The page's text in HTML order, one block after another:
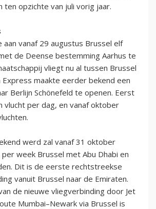
ten opzichte van juli vorig jaar.
aan vanaf 29 augustus Brussel elf
de Deense bestemming Aarhus te
vliegt nu al tussen Brussel
Express maakte eerder bekend een
Berlijn Schönefeld te openen. Eerst
vlucht per dag, en vanaf oktober
werd zal vanaf 31 oktober
week Brussel met Abu Dhabi en
Dit is de eerste rechtstreekse
vanuit Brussel naar de Emiraten.
de nieuwe vliegverbinding door Jet
Mumbai–Newark via Brussel is